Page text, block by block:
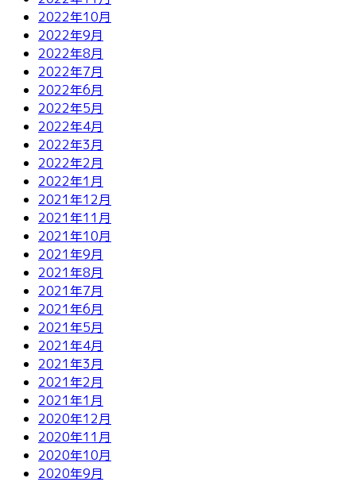
2022年10月
2022年9月
2022年8月
2022年7月
2022年6月
2022年5月
2022年4月
2022年3月
2022年2月
2022年1月
2021年12月
2021年11月
2021年10月
2021年9月
2021年8月
2021年7月
2021年6月
2021年5月
2021年4月
2021年3月
2021年2月
2021年1月
2020年12月
2020年11月
2020年10月
2020年9月